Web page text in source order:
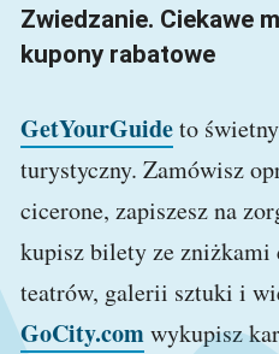
Zwiedzanie. Ciekawe
kupony rabatowe
GetYourGuideto
turystyczny. Zamówisz
cicerone, zapiszesz na
kupisz bilety ze zniżkami
teatrów, galerii sztuki i
GoCity.comwykupisz